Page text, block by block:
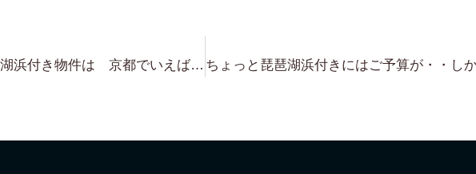
近江舞子の琵琶湖浜付き物件は 京都でいえば 祇園新橋の白川沿いみたいなもんで 物件数限られてますよ！ 出てきた時に 買うしかないんです！（笑）